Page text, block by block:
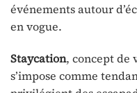
événements autour
en vogue.
Staycation, concept de
s’impose comme